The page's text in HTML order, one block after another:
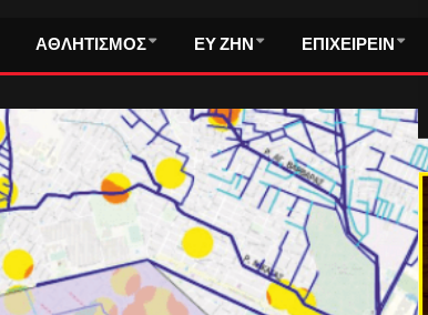
ΑΘΛΗΤΙΣΜΟΣ ΕΥ ΖΗΝ ΕΠΙΧΕΙΡΕΙΝ